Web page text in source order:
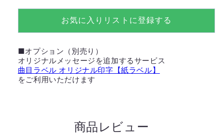
量
減
ら
す
量
を
増
や
す
お気に入りリストに登録する
■オプション（別売り）
オリジナルメッセージを追加するサービス
曲目ラベル オリジナル印字【紙ラベル】
をご利用いただけます
商品レビュー